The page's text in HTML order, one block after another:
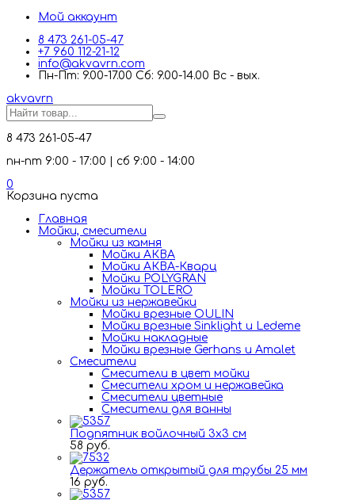
Мой аккаунт
8 473 261-05-47
+7 960 112-21-12
info@akvavrn.com
Пн-Пт: 9.00-17.00 Сб: 9.00-14.00 Вс - вых.
akvavrn
8 473 261-05-47
пн-пт 9:00 - 17:00 | сб 9:00 - 14:00
0
Корзина пуста
Главная
Мойки, смесители
Mойки из камня
Мойки АКВА
Мойки АКВА-Кварц
Мойки POLYGRAN
Мойки TOLERO
Мойки из нержавейки
Мойки врезные OULIN
Мойки врезные Sinklight и Ledeme
Мойки накладные
Мойки врезные Gerhans и Amalet
Смесители
Смесители в цвет мойки
Смесители хром и нержавейка
Смесители цветные
Смесители для ванны
Подпятник войлочный 3х3 см
58 руб.
Держатель открытый для трубы 25 мм
16 руб.